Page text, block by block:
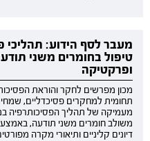
מעבר לסף הידוע: תהליכי
טיפול בחומרים משני
ופרקטיקה
תחומית למחקרים פסיכדליים,
מעמיקה של תהליך הפסיכותרפיה
משולב חומרים משני תודעה,
דיונים קליניים ותיאורי מקרה